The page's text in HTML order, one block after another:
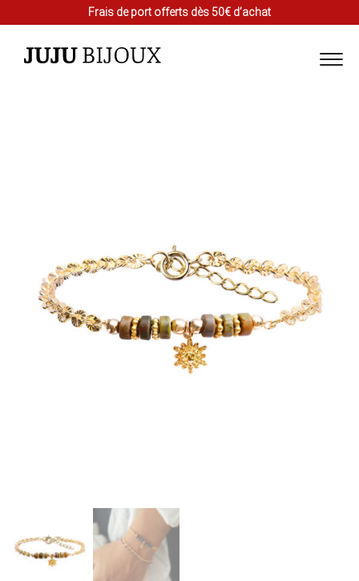
Frais de port offerts dès 50€ d’achat